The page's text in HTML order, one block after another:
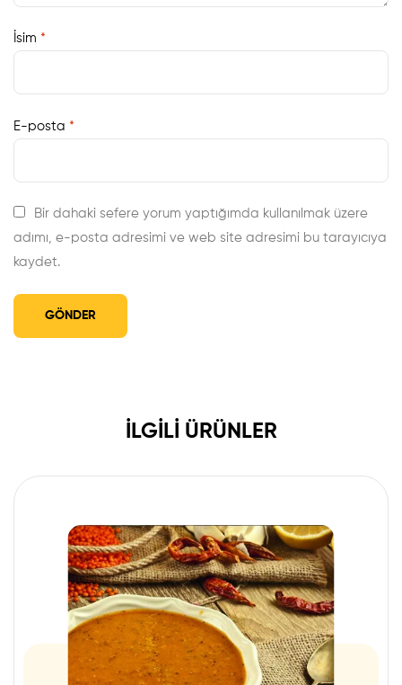
İsim *
E-posta *
Bir dahaki sefere yorum yaptığımda kullanılmak üzere
adımı, e-posta adresimi ve web site adresimi bu tarayıcıya
kaydet.
İLGILI ÜRÜNLER